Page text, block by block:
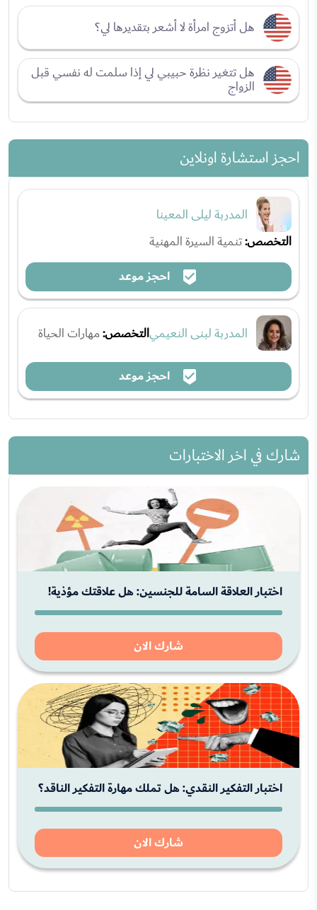
هل أتزوج امرأة لا أشعر بتقديرها لي؟
هل تتغير نظرة حبيبي لي إذا سلمت له نفسي قبل
الزواج
احجز استشارة اونلاين
المدربة ليلى المعينا
التخصص:تنمية السيرة المهنية
احجز موعد
المدربة لبنى النعيميالتخصص:مهارات الحياة
احجز موعد
شارك في اخر الاختبارات
اختبار العلاقة السامة للجنسين: هل علاقتك مؤذية!
شارك الان
اختبار التفكير النقدي: هل تملك مهارة التفكير الناقد؟
شارك الان